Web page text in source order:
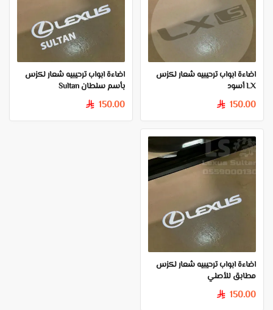
اضاءة ابواب ترحيبيه شعار لكزس
LX أسود
150.00
§
اضاءة ابواب ترحيبيه شعار لكزس
بأسم سلطان Sultan
150.00
§
اضاءة ابواب ترحيبيه شعار لكزس
مطابق للأصلي
150.00
§